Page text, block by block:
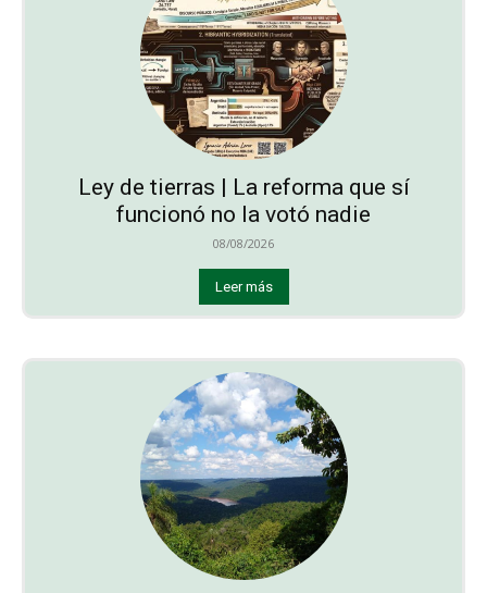
Ley de tierras | La reforma que sí
funcionó no la votó nadie
08/08/2026
Leer más